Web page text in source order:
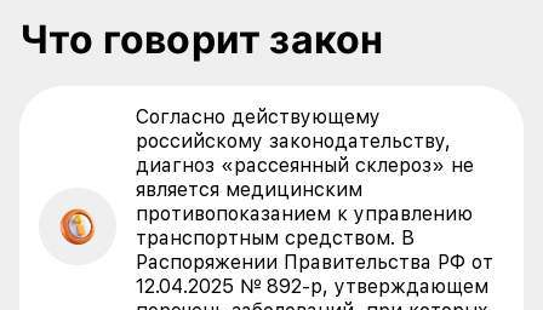
Что говорит закон
Согласно действующему
российскому законодательству,
диагноз «рассеянный склероз» не
является медицинским
противопоказанием к управлению
транспортным средством. В
Распоряжении Правительства РФ от
12.04.2025 № 892-р, утверждающем